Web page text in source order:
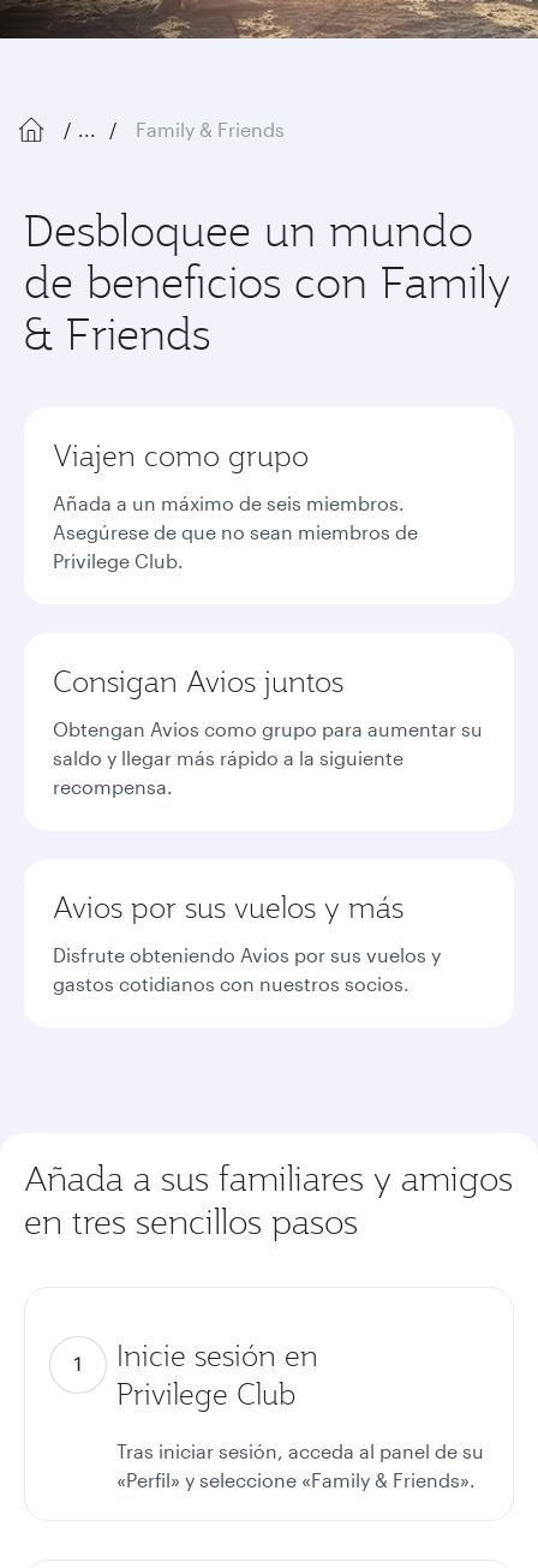
... Family & Friends
Desbloquee un mundo
de beneficios con Family
& Friends
Viajen como grupo
Añada a un máximo de seis miembros.
Asegúrese de que no sean miembros de
Privilege Club.
Consigan Avios juntos
Obtengan Avios como grupo para aumentar su
saldo y llegar más rápido a la siguiente
recompensa.
Avios por sus vuelos y más
Disfrute obteniendo Avios por sus vuelos y
gastos cotidianos con nuestros socios.
Añada a sus familiares y amigos
en tres sencillos pasos
Inicie sesión en
Privilege Club
Tras iniciar sesión, acceda al panel de su
«Perfil» y seleccione «Family & Friends».